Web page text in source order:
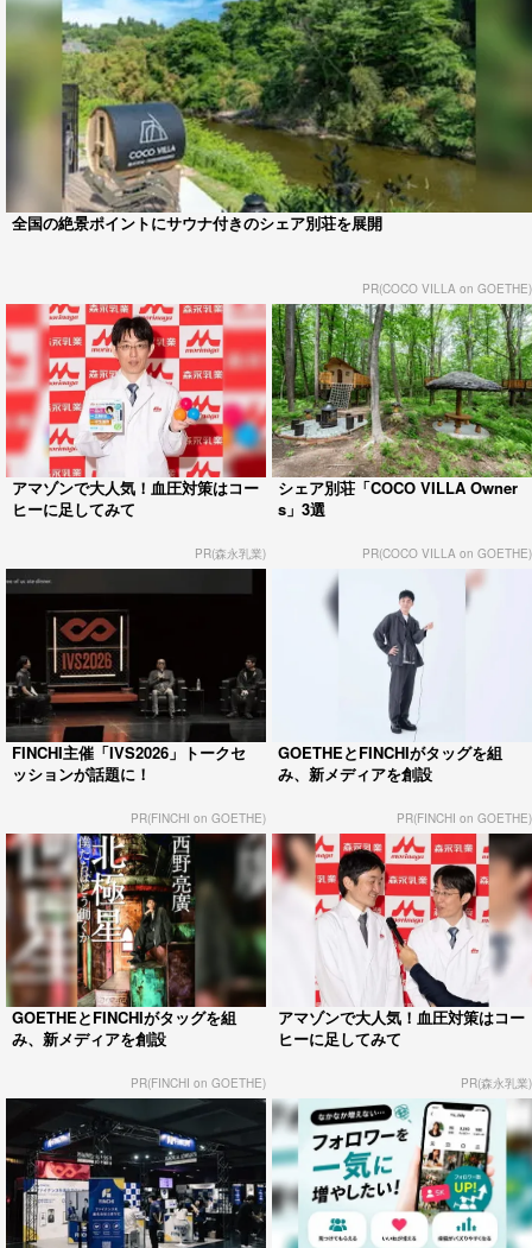
全国の絶景ポイントにサウナ付きのシェア別荘を展開
PR(COCO VILLA on GOETHE)
アマゾンで大人気！血圧対策はコー
ヒーに足してみて
PR(森永乳業)
シェア別荘「COCO VILLA Owner
s」3選
PR(COCO VILLA on GOETHE)
FINCHI主催「IVS2026」トークセ
ッションが話題に！
PR(FINCHI on GOETHE)
GOETHEとFINCHIがタッグを組
み、新メディアを創設
PR(FINCHI on GOETHE)
GOETHEとFINCHIがタッグを組
み、新メディアを創設
PR(FINCHI on GOETHE)
アマゾンで大人気！血圧対策はコー
ヒーに足してみて
PR(森永乳業)